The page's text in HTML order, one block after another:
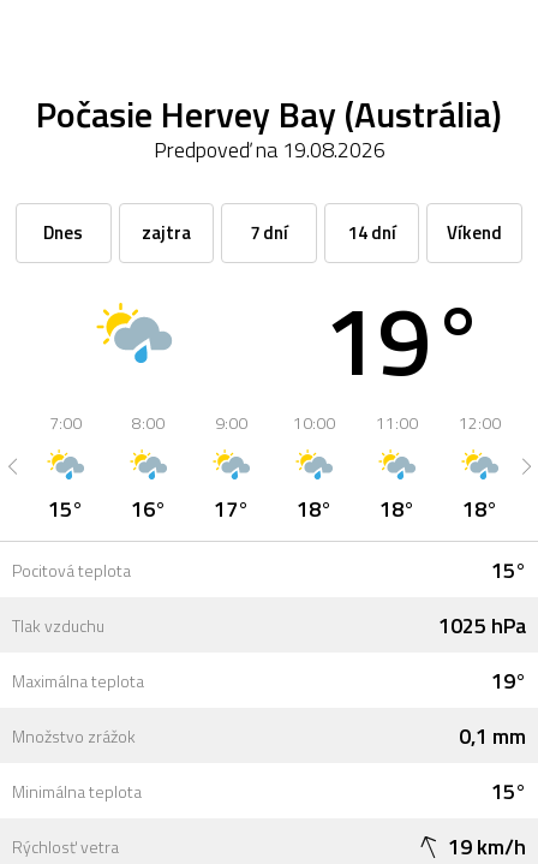
Počasie Hervey Bay (Austrália)
Predpoveď na 19.08.2026
Dnes zajtra 7 dní 14 dní Víkend
19°
7:00
15°
8:00
16°
9:00
17°
10:00
18°
11:00
18°
12:00
18°
Pocitová teplota 15°
Tlak vzduchu 1025 hPa
Maximálna teplota 19°
Množstvo zrážok 0,1 mm
Minimálna teplota 15°
Rýchlosť vetra 19 km/h